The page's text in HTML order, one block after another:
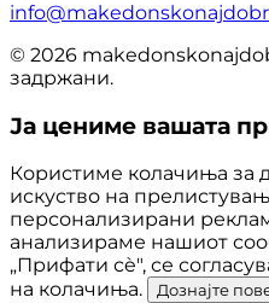
© 2026
задржани.
Ја цениме вашата
Користиме колачиња за
искуство на
персонализирани
анализираме нашиот
„Прифати сè", се
на колачиња.
Дознајте